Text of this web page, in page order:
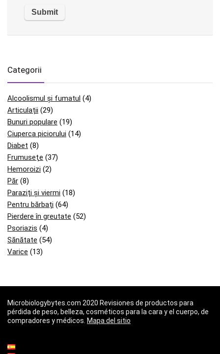
Categorii
Alcoolismul și fumatul (4)
Articulații (29)
Bunuri populare (19)
Ciuperca piciorului (14)
Diabet (8)
Frumuseţe (37)
Hemoroizi (2)
Păr (8)
Paraziți și viermi (18)
Pentru bărbați (64)
Pierdere în greutate (52)
Psoriazis (4)
Sănătate (54)
Varice (13)
Microbiologybytes.com 2020 Revisiones de productos para
pérdida de peso, belleza, cosméticos para la cara y el cuerpo, de
compradores y médicos. Mapa del sitio